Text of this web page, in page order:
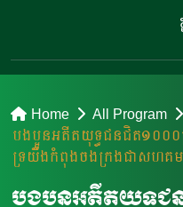
ទំ
Home All Program
បងប្អូនអតីតយុទ្ធជន​ជិត១០០
ទ្រយឹងកំពុងចងក្រង​ជាសហគ
បងប្អូនអតីតយុទ្ធ